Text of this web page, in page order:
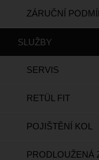
ZÁRUČNÍ
SLUŽBY
SERVIS
RETÜL FIT
POJIŠTĚNÍ KOL
PRODLOUŽENÁ